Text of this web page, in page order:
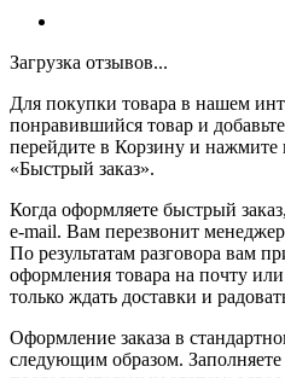
Загрузка отзывов...
Для покупки товара в нашем
понравившийся товар и
перейдите в Корзину и нажмите
«Быстрый заказ».
Когда оформляете быстрый
e-mail. Вам перезвонит
По результатам разговора вам
оформления товара на почту
только ждать доставки и
Оформление заказа в
следующим образом.